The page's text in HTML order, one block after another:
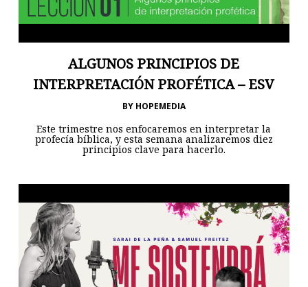
ALGUNOS PRINCIPIOS DE
INTERPRETACIÓN PROFÉTICA – ESV
BY HOPEMEDIA
Este trimestre nos enfocaremos en interpretar la
profecía bíblica, y esta semana analizaremos diez
principios clave para hacerlo.